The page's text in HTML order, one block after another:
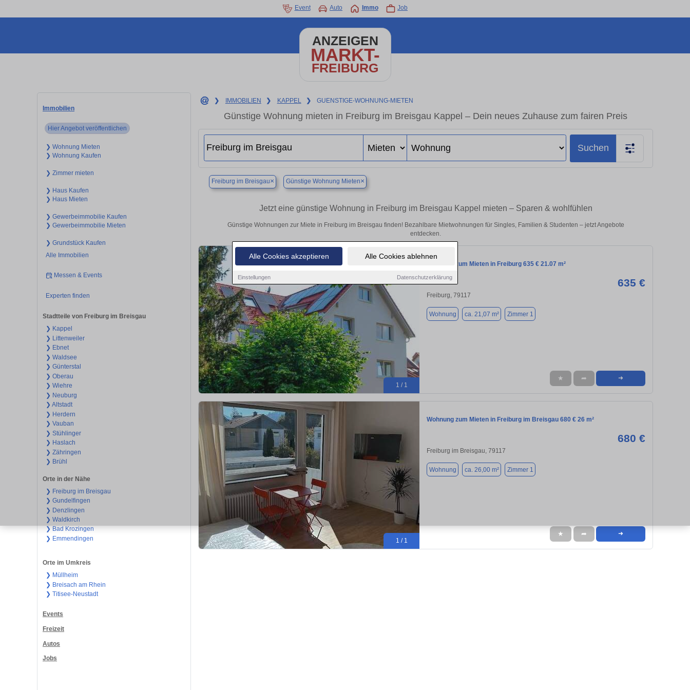
Alle Cookies akzeptieren Alle Cookies ablehnen
Einstellungen Datenschutzerklärung
Event Auto Immo Job
ANZEIGEN
MARKT-
FREIBURG
Immobilien
Hier Angebot veröffentlichen
❯ Wohnung Mieten
❯ Wohnung Kaufen
❯ Zimmer mieten
❯ Haus Kaufen
❯ Haus Mieten
❯ Gewerbeimmobilie Kaufen
❯ Gewerbeimmobilie Mieten
❯ Grundstück Kaufen
Alle Immobilien
Messen & Events
Experten finden
Stadtteile von Freiburg im Breisgau
❯ Kappel
❯ Littenweiler
❯ Ebnet
❯ Waldsee
❯ Günterstal
❯ Oberau
❯ Wiehre
❯ Neuburg
❯ Altstadt
❯ Herdern
❯ Vauban
❯ Stühlinger
❯ Haslach
❯ Zähringen
❯ Brühl
Orte in der Nähe
❯ Freiburg im Breisgau
❯ Gundelfingen
❯ Denzlingen
❯ Waldkirch
❯ Bad Krozingen
❯ Emmendingen
Orte im Umkreis
❯ Müllheim
❯ Breisach am Rhein
❯ Titisee-Neustadt
Events
Freizeit
Autos
Jobs
❯ IMMOBILIEN ❯ KAPPEL ❯ GUENSTIGE-WOHNUNG-MIETEN
Günstige Wohnung mieten in Freiburg im Breisgau Kappel – Dein neues Zuhause zum fairen Preis
Suchen
Freiburg im Breisgau× Günstige Wohnung Mieten×
Jetzt eine günstige Wohnung in Freiburg im Breisgau Kappel mieten – Sparen & wohlfühlen
Günstige Wohnungen zur Miete in Freiburg im Breisgau finden! Bezahlbare Mietwohnungen für Singles, Familien & Studenten – jetzt Angebote
entdecken.
1 / 1
Wohnung zum Mieten in Freiburg 635 € 21.07 m²
635 €
Freiburg, 79117
Wohnung ca. 21,07 m² Zimmer 1
★ ➦ ➜
1 / 1
Wohnung zum Mieten in Freiburg im Breisgau 680 € 26 m²
680 €
Freiburg im Breisgau, 79117
Wohnung ca. 26,00 m² Zimmer 1
★ ➦ ➜